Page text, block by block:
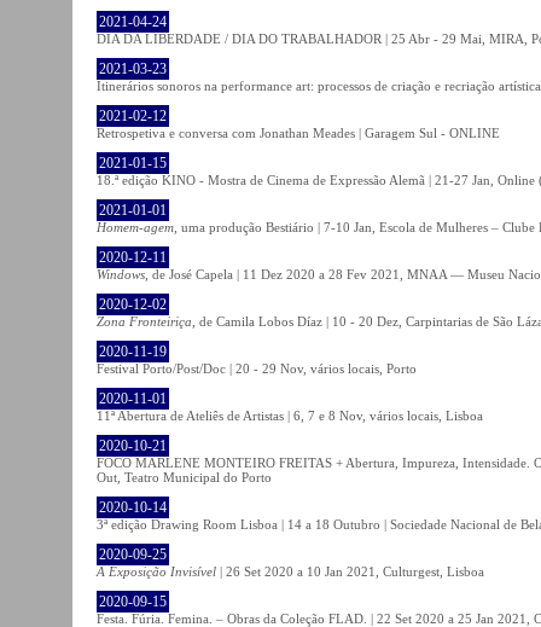
2021-04-24
DIA DA LIBERDADE / DIA DO TRABALHADOR | 25 Abr - 29 Mai, MIRA,
2021-03-23
Itinerários sonoros na performance art: processos de criação e recriação
2021-02-12
Retrospetiva e conversa com Jonathan Meades | Garagem Sul - ONLINE
2021-01-15
18.ª edição KINO - Mostra de Cinema de Expressão Alemã | 21-27 Jan,
2021-01-01
Homem-agem , uma produção Bestiário | 7-10 Jan, Escola de Mulheres – Clube
2020-12-11
Windows , de José Capela | 11 Dez 2020 a 28 Fev 2021, MNAA — Museu
2020-12-02
Zona Fronteiriça , de Camila Lobos Díaz | 10 - 20 Dez, Carpintarias de São
2020-11-19
Festival Porto/Post/Doc | 20 - 29 Nov, vários locais, Porto
2020-11-01
11ª Abertura de Ateliês de Artistas | 6, 7 e 8 Nov, vários locais, Lisboa
2020-10-21
FOCO MARLENE MONTEIRO FREITAS + Abertura, Impureza, Intensidade.
Out, Teatro Municipal do Porto
2020-10-14
3ª edição Drawing Room Lisboa | 14 a 18 Outubro | Sociedade Nacional de
2020-09-25
A Exposição Invisível | 26 Set 2020 a 10 Jan 2021, Culturgest, Lisboa
2020-09-15
Festa. Fúria. Femina. – Obras da Coleção FLAD. | 22 Set 2020 a 25 Jan